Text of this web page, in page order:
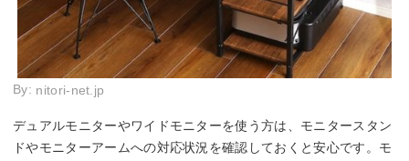
By: nitori-net.jp
デュアルモニターやワイドモニターを使う方は、モニタースタン
ドやモニターアームへの対応状況を確認しておくと安心です。モ